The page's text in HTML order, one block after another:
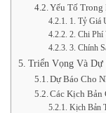
Yếu Tố Trong
1. Tỷ Giá
2. Chi Phí
3. Chính
Triển Vọng Và Dự
Dự Báo Cho
Các Kịch Bản
Kịch Bản